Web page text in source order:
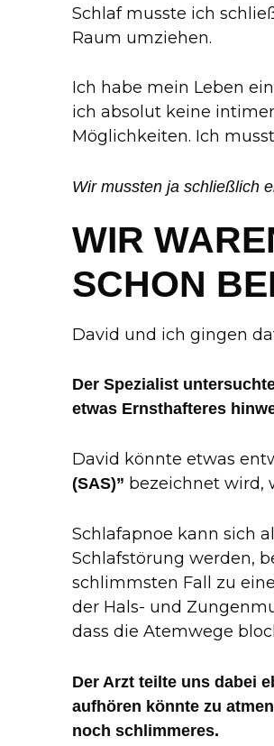
Schlaf musste ich
Raum umziehen.
Ich habe mein Leben
ich absolut keine
Möglichkeiten. Ich
Wir mussten ja schließlich
WIR
SCHON
David und ich gingen
Der Spezialist
etwas Ernsthafteres
David könnte etwas
(SAS)” bezeichnet wird,
Schlafapnoe kann sich
Schlafstörung werden,
schlimmsten Fall zu
der Hals- und
dass die Atemwege
Der Arzt teilte uns dabei
aufhören könnte zu
noch schlimmeres.